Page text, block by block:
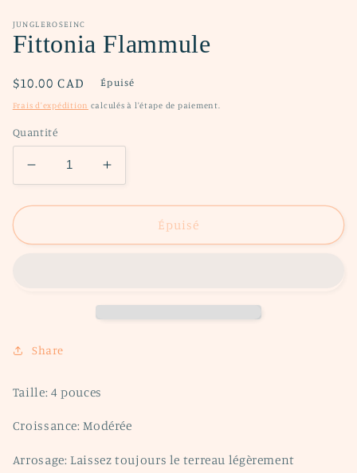
fenêtre
modale
JUNGLEROSEINC
Fittonia Flammule
Prix
habituel
$10.00 CAD Épuisé
Frais d'expédition calculés à l'étape de paiement.
Quantité
Réduire
la
quantité
Fittonia
Augmenter
la
quantité
Fittonia
Épuisé
Share
Taille: 4 pouces
Croissance: Modérée
Arrosage: Laissez toujours le terreau légèrement